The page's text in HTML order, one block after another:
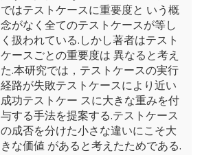
ではテストケースに重要度と いう概
念がなく全てのテストケースが等し
く扱われている.しかし著者はテスト
ケースごとの重要度は 異なると考え
た.本研究では，テストケースの実行
経路が失敗テストケースにより近い
成功テストケー スに大きな重みを付
与する手法を提案する.テストケース
の成否を分けた小さな違いにこそ大
きな価値 があると考えたためである.